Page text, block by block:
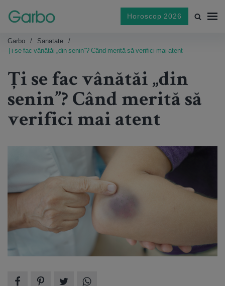
Horoscop 2026
Garbo
Sanatate
Ți se fac vânătăi „din senin”? Când merită să verifici mai atent
Ți se fac vânătăi „din
senin”? Când merită să
verifici mai atent